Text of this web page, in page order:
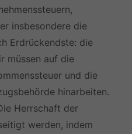
insbesondere die
Erdrückendste: die
müssen auf die
und die
hinarbeiten.
Herrschaft der
werden, indem